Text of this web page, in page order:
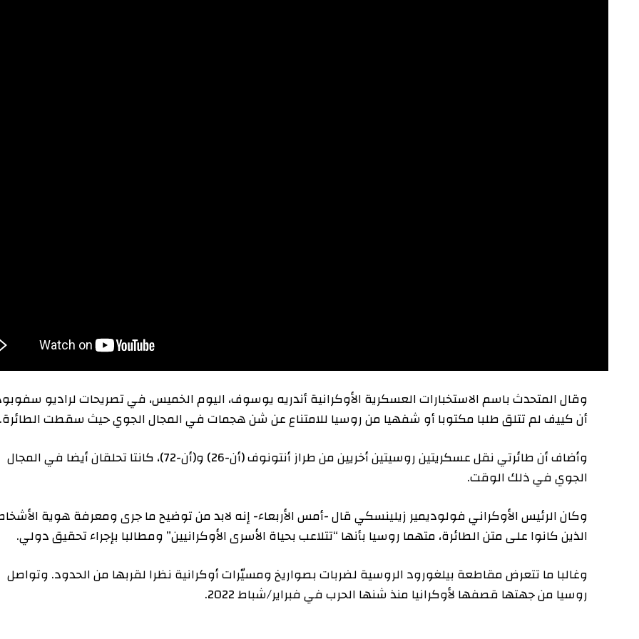
وقال المتحدث باسم الاستخبارات العسكرية الأوكرانية أندريه يوسوف، اليوم الخميس، في تصريحات لراديو سفوبودا،
أن كييف لم تتلق طلبا مكتوبا أو شفهيا من روسيا للامتناع عن شن هجمات في المجال الجوي حيث سقطت الطائرة.
وأضاف أن طائرتي نقل عسكريتين روسيتين أخريين من طراز أنتونوف (أن-26) و(أن-72)، كانتا تحلقان أيضا في المجال
الجوي في ذلك الوقت.
وكان الرئيس الأوكراني فولوديمير زيلينسكي قال -أمس الأربعاء- إنه لابد من توضيح ما جرى ومعرفة هوية الأشخاص
الذين كانوا على متن الطائرة، متهما روسيا بأنها “تتلاعب بحياة الأسرى الأوكرانيين” ومطالبا بإجراء تحقيق دولي.
وغالبا ما تتعرض مقاطعة بيلغورود الروسية لضربات بصواريخ ومسيّرات أوكرانية نظرا لقربها من الحدود. وتواصل
روسيا من جهتها قصفها لأوكرانيا منذ شنها الحرب في فبراير/شباط 2022.